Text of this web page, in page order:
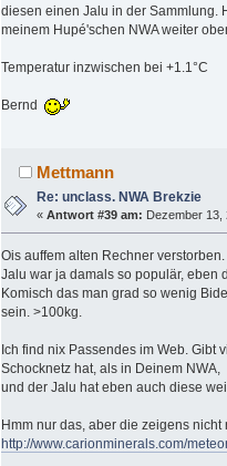
diesen einen Jalu in der Sammlung.
meinem Hupé'schen NWA weiter
Temperatur inzwischen bei +1.1°C
Bernd
Mettmann
Re: unclass. NWA Brekzie
«Antwort #39 am: Dezember 13,
Ois auffem alten Rechner verstorben.
Jalu war ja damals so populär, eben
Komisch das man grad so wenig
sein. >100kg.
Ich find nix Passendes im Web. Gibt
Schocknetz hat, als in Deinem NWA,
und der Jalu hat eben auch diese
Hmm nur das, aber die zeigens nicht
http://www.carionminerals.com/